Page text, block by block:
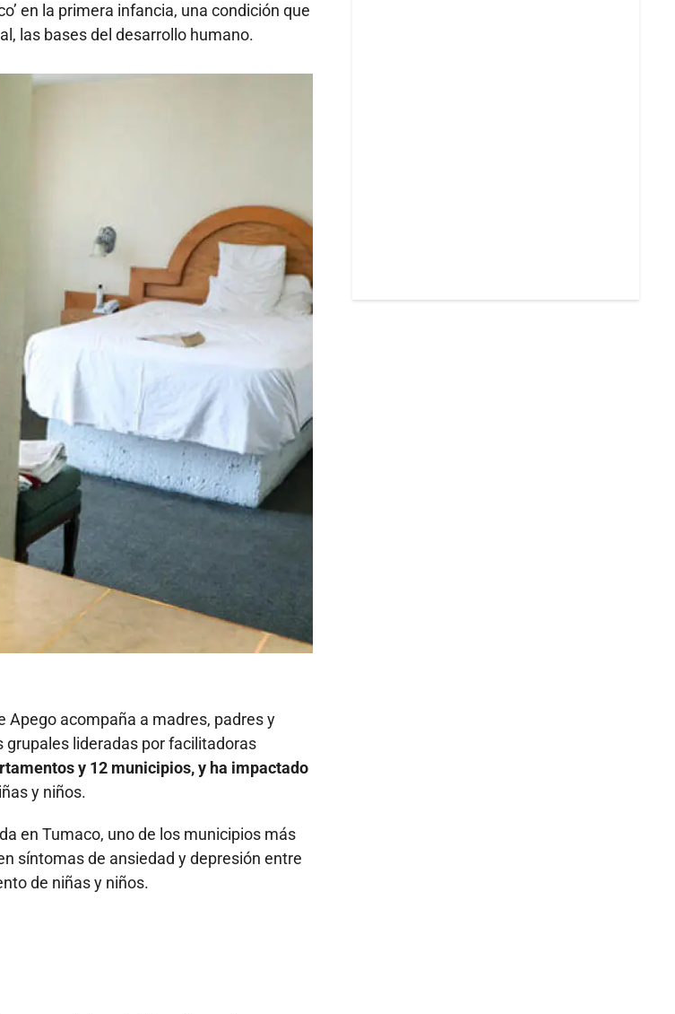
en la primera infancia, una condición que
las bases del desarrollo humano.
Apego acompaña a madres, padres y
grupales lideradas por facilitadoras
y 12 municipios, y ha impactado
y niños.
en Tumaco, uno de los municipios más
síntomas de ansiedad y depresión entre
de niñas y niños.